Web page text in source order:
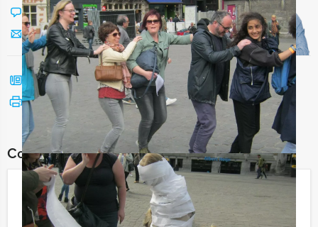
Chat met Jeroen
Stuur ons een mailtje
Bel mij terug
Bekijk printbare versie
Combineer dit uitje met:
Get The Picture Scheveningen
Vanaf € 22,50 p.p. excl. BTW